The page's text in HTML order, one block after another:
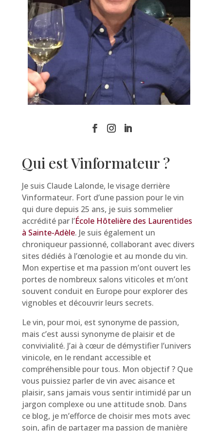
Qui est Vinformateur ?
Je suis Claude Lalonde, le visage derrière
Vinformateur. Fort d’une passion pour le vin
qui dure depuis 25 ans, je suis sommelier
accrédité par l’École Hôtelière des Laurentides
à Sainte-Adèle. Je suis également un
chroniqueur passionné, collaborant avec divers
sites dédiés à l’œnologie et au monde du vin.
Mon expertise et ma passion m’ont ouvert les
portes de nombreux salons viticoles et m’ont
souvent conduit en Europe pour explorer des
vignobles et découvrir leurs secrets.
Le vin, pour moi, est synonyme de passion,
mais c’est aussi synonyme de plaisir et de
convivialité. J’ai à cœur de démystifier l’univers
vinicole, en le rendant accessible et
compréhensible pour tous. Mon objectif ? Que
vous puissiez parler de vin avec aisance et
plaisir, sans jamais vous sentir intimidé par un
jargon complexe ou une attitude snob. Dans
ce blog, je m’efforce de choisir mes mots avec
soin, afin de partager ma passion de manière